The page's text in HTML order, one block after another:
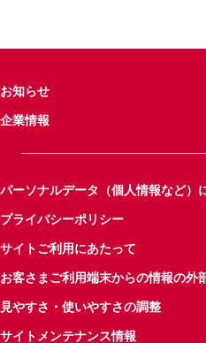
お知らせ
企業情報
パーソナルデータ（個人情報など）
プライバシーポリシー
サイトご利用にあたって
お客さまご利用端末からの情報の外
見やすさ・使いやすさの調整
サイトメンテナンス情報